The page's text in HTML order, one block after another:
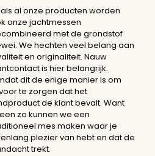
al onze producten worden
onze jachtmessen
met de grondstof
We hechten veel belang aan
en originaliteit. Nauw
is hier belangrijk.
dit de enige manier is om
te zorgen dat het
de klant bevalt. Want
zo kunnen we een
mes maken waar je
plezier van hebt en dat de
trekt.